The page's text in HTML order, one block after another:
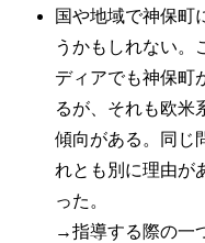
国や地域で神保町
うかもしれない。
ディアでも神保町
るが、それも欧米
傾向がある。同じ
れとも別に理由が
った。
→指導する際の一